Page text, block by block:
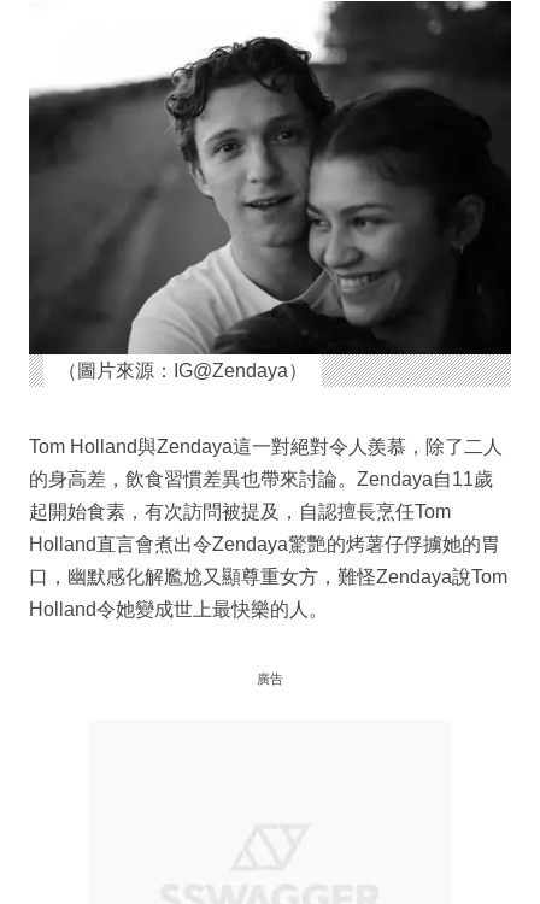
（圖片來源：IG@Zendaya）
Tom Holland與Zendaya這一對絕對令人羨慕，除了二人
的身高差，飲食習慣差異也帶來討論。Zendaya自11歲
起開始食素，有次訪問被提及，自認擅長烹任Tom
Holland直言會煮出令Zendaya驚艷的烤薯仔俘擄她的胃
口，幽默感化解尷尬又顯尊重女方，難怪Zendaya說Tom
Holland令她變成世上最快樂的人。
廣告